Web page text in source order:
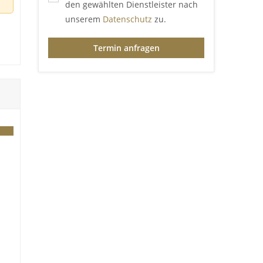
den gewählten Dienstleister nach
unserem Datenschutz zu.
Termin anfragen